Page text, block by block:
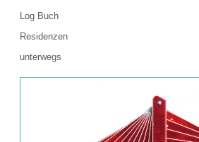
Log Buch
Residenzen
unterwegs